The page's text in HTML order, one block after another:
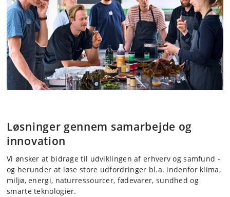
Løsninger gennem samarbejde og
innovation
Vi ønsker at bidrage til udviklingen af erhverv og samfund -
og herunder at løse store udfordringer bl.a. indenfor klima,
miljø, energi, naturressourcer, fødevarer, sundhed og
smarte teknologier.